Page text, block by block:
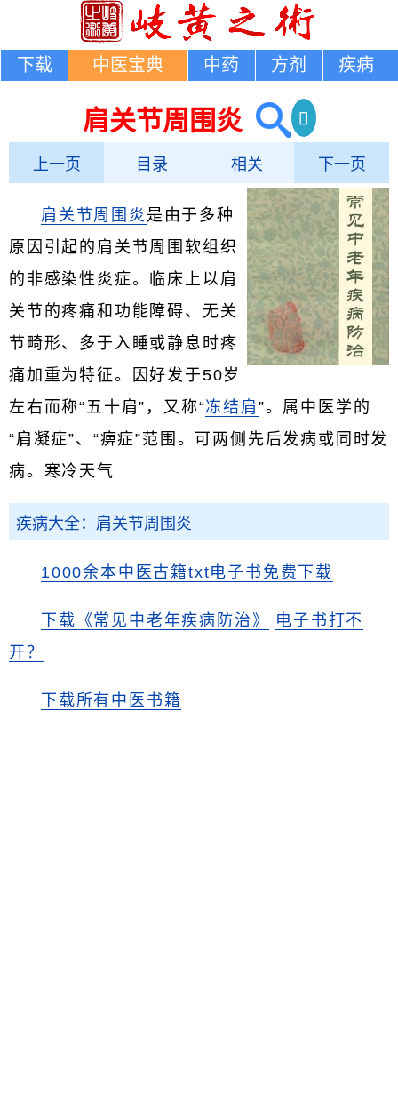
下载 中医宝典 中药 方剂 疾病
肩关节周围炎
上一页 目录 相关 下一页
肩关节周围炎 是由于多种
原因引起的肩关节周围软组织
的非感染性炎症。临床上以肩
关节的疼痛和功能障碍、无关
节畸形、多于入睡或静息时疼
痛加重为特征。因好发于50岁
左右而称“五十肩”，又称“冻结肩 ”。属中医学的
“肩凝症”、“痹症”范围。可两侧先后发病或同时发
病。寒冷天气
疾病大全：肩关节周围炎
1000余本中医古籍txt电子书免费下载
下载《常见中老年疾病防治》
电子书打不
开？
下载所有中医书籍